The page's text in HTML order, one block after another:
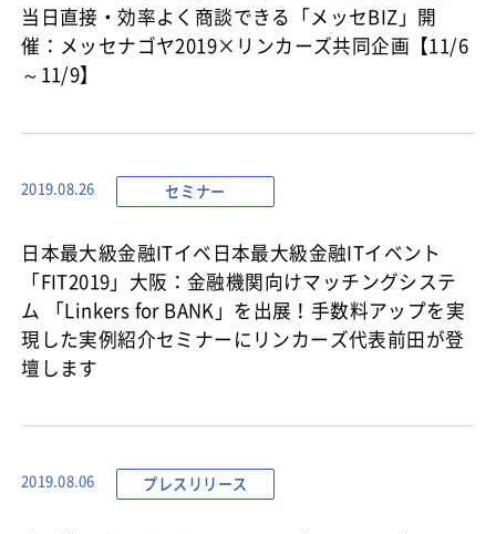
当日直接・効率よく商談できる「メッセBIZ」開
催：メッセナゴヤ2019×リンカーズ共同企画【11/6
～11/9】
2019.08.26 セミナー
日本最大級金融ITイベ日本最大級金融ITイベント
「FIT2019」大阪：金融機関向けマッチングシステ
ム 「Linkers for BANK」を出展！手数料アップを実
現した実例紹介セミナーにリンカーズ代表前田が登
壇します
2019.08.06 プレスリリース